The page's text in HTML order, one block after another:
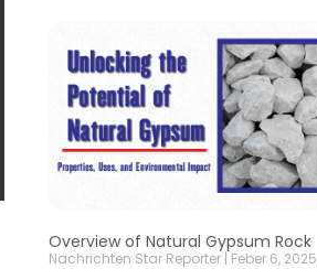
Overview of Natural Gypsum Rock
Nachrichten Star Reporter Feber 6, 2025